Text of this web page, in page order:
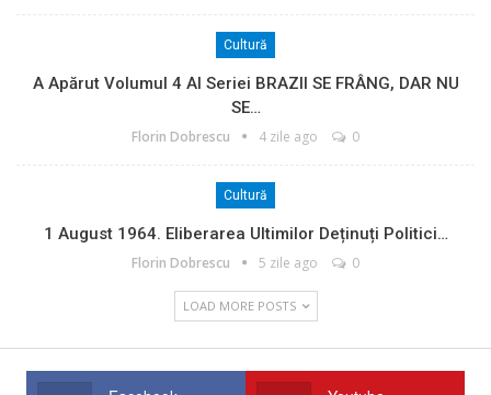
Cultură
A Apărut Volumul 4 Al Seriei BRAZII SE FRÂNG, DAR NU
SE…
Florin Dobrescu 4 zile ago 0
Cultură
1 August 1964. Eliberarea Ultimilor Deținuți Politici…
Florin Dobrescu 5 zile ago 0
LOAD MORE POSTS